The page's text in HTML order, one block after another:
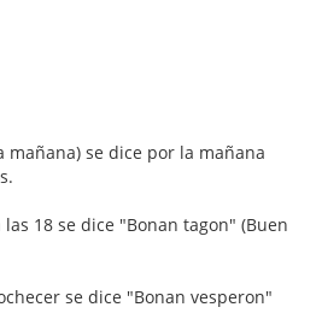
mañana) se dice por la mañana
18 se dice "Bonan tagon" (Buen
se dice "Bonan vesperon"